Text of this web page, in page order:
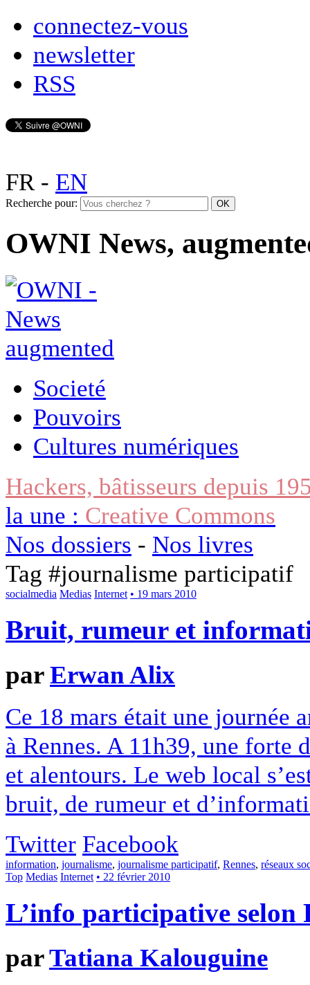
connectez-vous
newsletter
RSS
FR- EN
Recherche pour:
OWNI News,
Societé
Pouvoirs
Cultures numériques
Hackers, bâtisseurs depuis
la une : Creative Commons
Nos dossiers - Nos livres
Tag #journalisme participatif
socialmedia Medias Internet • 19 mars 2010
Bruit, rumeur et
parErwan Alix
Ce 18 mars était une journée
à Rennes. A 11h39, une forte
et alentours. Le web local
bruit, de rumeur et
Twitter Facebook
information, journalisme, journalisme participatif, Rennes, réseaux
Top Medias Internet • 22 février 2010
L’info participative selon
parTatiana Kalouguine